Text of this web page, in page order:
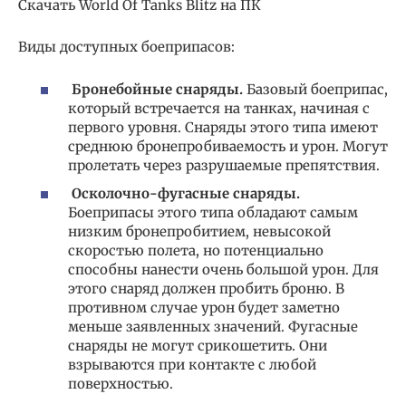
Скачать World Of Tanks Blitz на ПК
Виды доступных боеприпасов:
Бронебойные снаряды. Базовый боеприпас,
который встречается на танках, начиная с
первого уровня. Снаряды этого типа имеют
среднюю бронепробиваемость и урон. Могут
пролетать через разрушаемые препятствия.
Осколочно-фугасные снаряды.
Боеприпасы этого типа обладают самым
низким бронепробитием, невысокой
скоростью полета, но потенциально
способны нанести очень большой урон. Для
этого снаряд должен пробить броню. В
противном случае урон будет заметно
меньше заявленных значений. Фугасные
снаряды не могут срикошетить. Они
взрываются при контакте с любой
поверхностью.